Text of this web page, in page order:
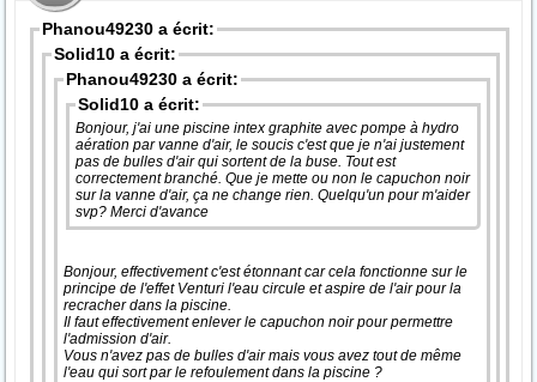
Phanou49230 a écrit:
Solid10 a écrit:
Phanou49230 a écrit:
Solid10 a écrit:
Bonjour, j'ai une piscine intex graphite avec pompe à hydro
aération par vanne d'air, le soucis c'est que je n'ai justement
pas de bulles d'air qui sortent de la buse. Tout est
correctement branché. Que je mette ou non le capuchon noir
sur la vanne d'air, ça ne change rien. Quelqu'un pour m'aider
svp? Merci d'avance
Bonjour, effectivement c'est étonnant car cela fonctionne sur le
principe de l'effet Venturi l'eau circule et aspire de l'air pour la
recracher dans la piscine.
Il faut effectivement enlever le capuchon noir pour permettre
l'admission d'air.
Vous n'avez pas de bulles d'air mais vous avez tout de même
l'eau qui sort par le refoulement dans la piscine ?